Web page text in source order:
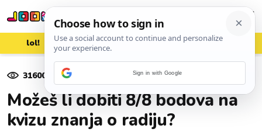
lol! aww vrh! woot?!
31600 pregleda
Možeš li dobiti 8/8 bodova na
kvizu znanja o radiju?
Sign in with Google